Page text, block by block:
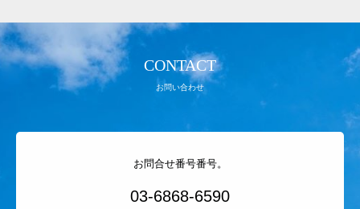
CONTACT
お問い合わせ
お問合せ番号番号。
03-6868-6590